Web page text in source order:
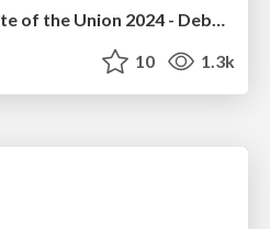
Chrome DevTools: State of the Union 2024 - Debugging React & Beyond
10 1.3k